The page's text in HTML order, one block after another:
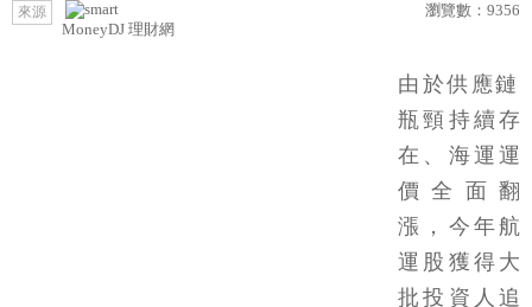
來源
MoneyDJ 理財網
瀏覽數： 9356
由於供應鏈
瓶頸持續存
在、海運運
價全面翻
漲，今年航
運股獲得大
批投資人追